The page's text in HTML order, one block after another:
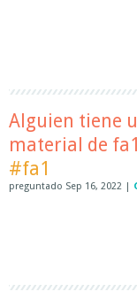
Alguien tiene
material de
#fa1
preguntado Sep 16, 2022 |